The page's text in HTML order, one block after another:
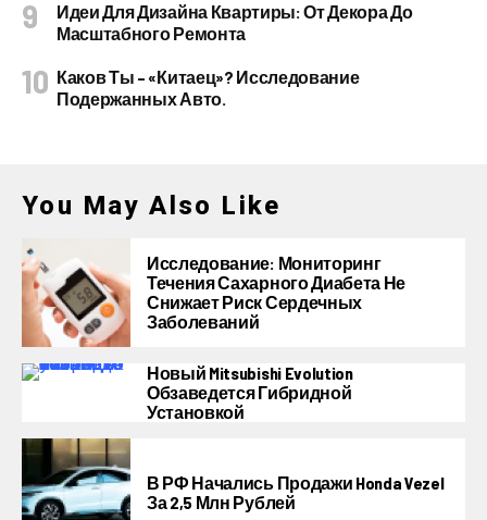
Идеи Для Дизайна Квартиры: От Декора До
Масштабного Ремонта
Каков Ты – «китаец»? Исследование
Подержанных Авто.
You May Also Like
Исследование: Мониторинг
Течения Сахарного Диабета Не
Снижает Риск Сердечных
Заболеваний
Новый Mitsubishi Evolution
Обзаведется Гибридной
Установкой
В РФ Начались Продажи Honda Vezel
За 2,5 Млн Рублей